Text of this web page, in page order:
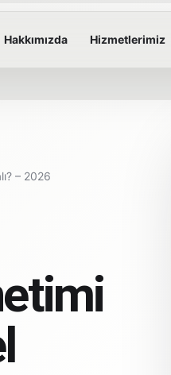
Hakkımızda Hizmetlerimiz
– 2026